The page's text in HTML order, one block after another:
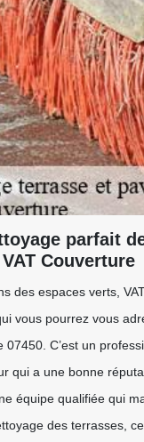
parfait
Couverture
des espaces verts,
vous pourrez vous
07450. C’est un
qui a une bonne
équipe qualifiée qui
des terrasses,